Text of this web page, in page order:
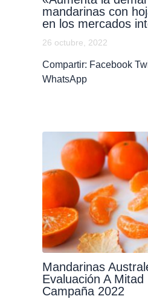
mandarinas con
en los mercados
26 octubre, 2022
Compartir: Facebook
WhatsApp
Mandarinas
Evaluación A Mitad
Campaña 2022